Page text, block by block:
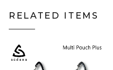
RELATED ITEMS